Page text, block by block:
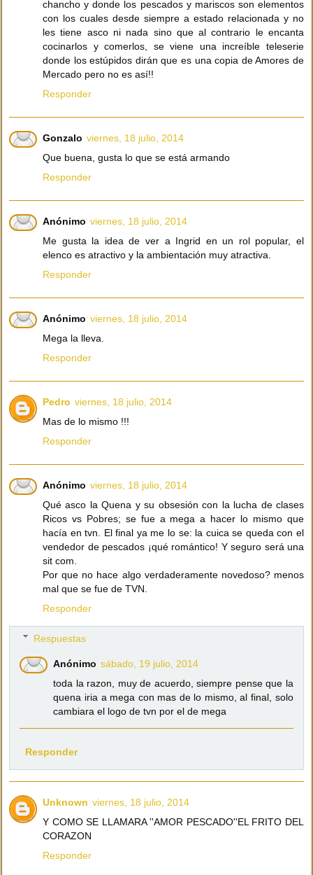
chancho y donde los pescados y mariscos son elementos
con los cuales desde siempre a estado relacionada y no
les tiene asco ni nada sino que al contrario le encanta
cocinarlos y comerlos, se viene una increíble teleserie
donde los estúpidos dirán que es una copia de Amores de
Mercado pero no es así!!
Responder
Gonzalo viernes, 18 julio, 2014
Que buena, gusta lo que se está armando
Responder
Anónimo viernes, 18 julio, 2014
Me gusta la idea de ver a Ingrid en un rol popular, el
elenco es atractivo y la ambientación muy atractiva.
Responder
Anónimo viernes, 18 julio, 2014
Mega la lleva.
Responder
Pedro viernes, 18 julio, 2014
Mas de lo mismo !!!
Responder
Anónimo viernes, 18 julio, 2014
Qué asco la Quena y su obsesión con la lucha de clases
Ricos vs Pobres; se fue a mega a hacer lo mismo que
hacía en tvn. El final ya me lo se: la cuica se queda con el
vendedor de pescados ¡qué romántico! Y seguro será una
sit com.
Por que no hace algo verdaderamente novedoso? menos
mal que se fue de TVN.
Responder
Respuestas
Anónimo sábado, 19 julio, 2014
toda la razon, muy de acuerdo, siempre pense que la
quena iria a mega con mas de lo mismo, al final, solo
cambiara el logo de tvn por el de mega
Responder
Unknown viernes, 18 julio, 2014
Y COMO SE LLAMARA ''AMOR PESCADO''EL FRITO DEL
CORAZON
Responder